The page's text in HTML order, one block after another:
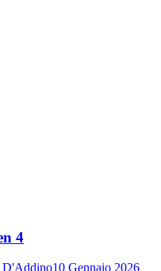
4
D'Addino10 Gennaio 2026